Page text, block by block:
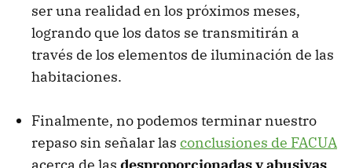
ser una realidad en los próximos meses,
logrando que los datos se transmitirán a
través de los elementos de iluminación de las
habitaciones.
Finalmente, no podemos terminar nuestro
repaso sin señalar las conclusiones de FACUA